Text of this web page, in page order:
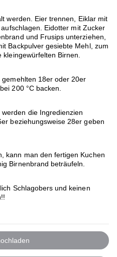
werden. Eier trennen, Eiklar mit
Eidotter mit Zucker
und Frusips unterziehen,
Backpulver gesiebte Mehl, zum
Birnen.
18er oder 20er
200 °C backen.
die Ingredienzien
beziehungsweise 28er geben
kann man den fertigen Kuchen
Birnenbrand beträufeln.
Schlagobers und keinen